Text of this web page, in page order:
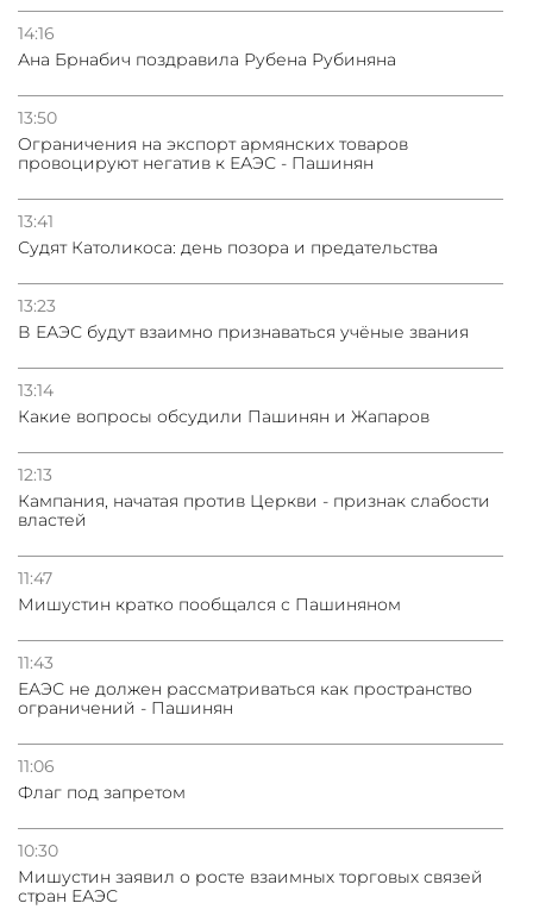
14:16
Ана Брнабич поздравила Рубена Рубиняна
13:50
Oграничения на экспорт армянских товаров
провоцируют негатив к ЕАЭС - Пашинян
13:41
Судят Католикоса: день позора и предательства
13:23
В ЕАЭС будут взаимно признаваться учёные звания
13:14
Какие вопросы обсудили Пашинян и Жапаров
12:13
Кампания, начатая против Церкви - признак слабости
властей
11:47
Мишустин кратко пообщался с Пашиняном
11:43
ЕАЭС не должен рассматриваться как пространство
ограничений - Пашинян
11:06
Флаг под запретом
10:30
Мишустин заявил о росте взаимных торговых связей
стран ЕАЭС